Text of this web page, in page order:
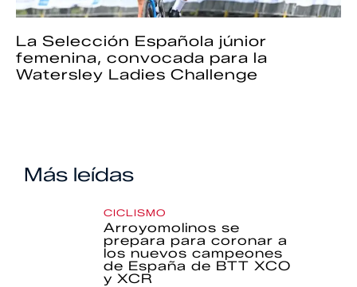
La Selección Española júnior
femenina, convocada para la
Watersley Ladies Challenge
Más leídas
CICLISMO
Arroyomolinos se
prepara para coronar a
los nuevos campeones
de España de BTT XCO
y XCR